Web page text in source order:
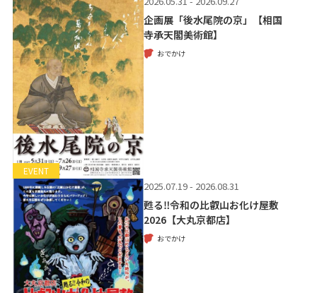
EVENT
企画展「後水尾院の京」【相国
寺承天閣美術館】
おでかけ
2025.07.19 - 2026.08.31
甦る‼令和の比叡山お化け屋敷
2026【大丸京都店】
おでかけ